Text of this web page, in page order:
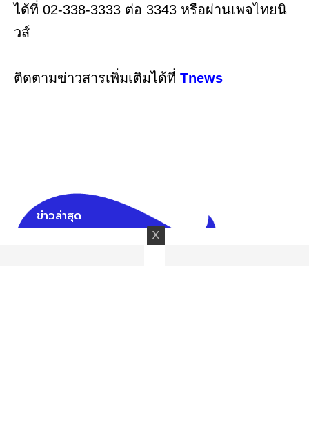
ได้ที่ 02-338-3333 ต่อ 3343 หรือผ่านเพจไทยนิ
วส์
ติดตามข่าวสารเพิ่มเติมได้ที่ Tnews
ข่าวล่าสุด